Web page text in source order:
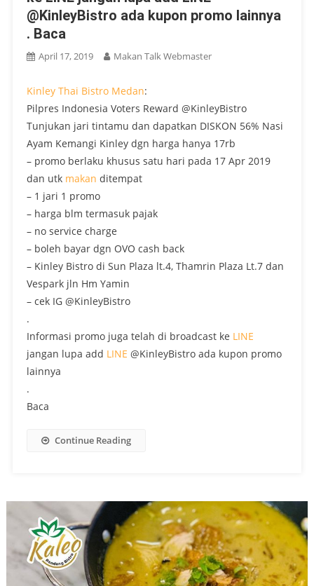
@KinleyBistro ada kupon promo lainnya
. Baca
April 17, 2019 Makan Talk Webmaster
Kinley Thai Bistro Medan:
Pilpres Indonesia Voters Reward @KinleyBistro
Tunjukan jari tintamu dan dapatkan DISKON 56% Nasi
Ayam Kemangi Kinley dgn harga hanya 17rb
– promo berlaku khusus satu hari pada 17 Apr 2019
dan utk makan ditempat
– 1 jari 1 promo
– harga blm termasuk pajak
– no service charge
– boleh bayar dgn OVO cash back
– Kinley Bistro di Sun Plaza lt.4, Thamrin Plaza Lt.7 dan
Vespark jln Hm Yamin
– cek IG @KinleyBistro
.
Informasi promo juga telah di broadcast ke LINE
jangan lupa add LINE @KinleyBistro ada kupon promo
lainnya
.
Baca
Continue Reading